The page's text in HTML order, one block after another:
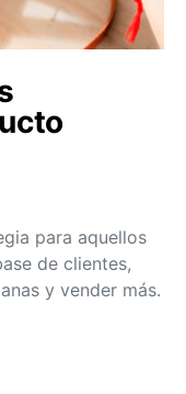
para aquellos
de clientes,
y vender más.